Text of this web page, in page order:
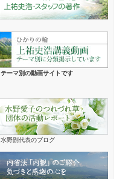
テーマ別の動画サイトです
水野副代表のブログ